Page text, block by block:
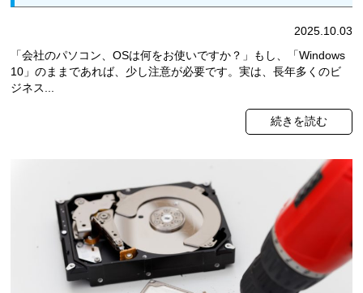
2025.10.03
「会社のパソコン、OSは何をお使いですか？」もし、「Windows
10」のままであれば、少し注意が必要です。実は、長年多くのビ
ジネス...
続きを読む